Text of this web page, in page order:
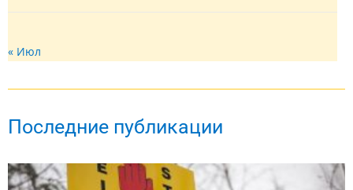
« Июл
Последние публикации